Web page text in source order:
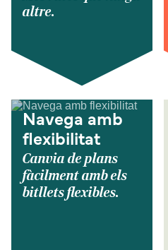
altre.
Navega amb
flexibilitat
Canvia de plans
fàcilment amb els
bitllets flexibles.